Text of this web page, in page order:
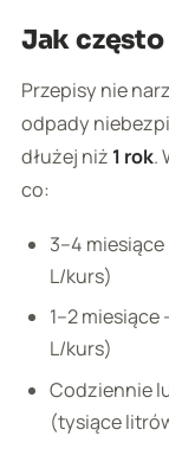
Jak
Przepisy nie
odpady
dłużej niż 1 rok.
co:
3–4
L/kurs)
1–2
L/kurs)
Codziennie
(tysiące